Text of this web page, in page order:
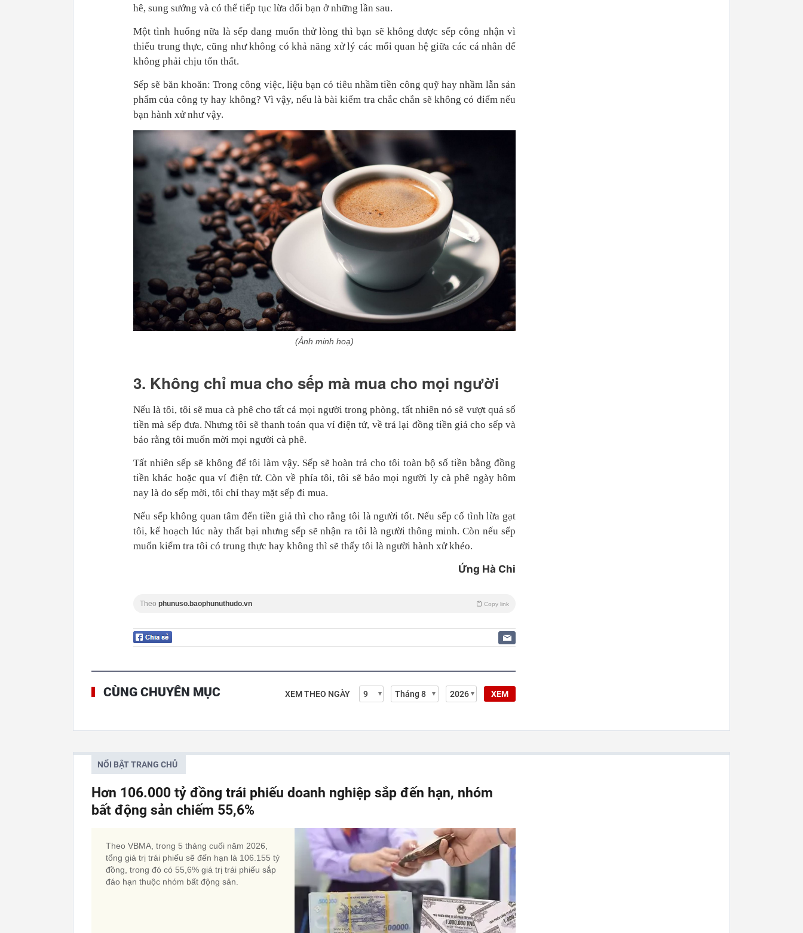
hê, sung sướng và có thể tiếp tục lừa dối bạn ở những lần sau.
Một tình huống nữa là sếp đang muốn thử lòng thì bạn sẽ không được sếp công nhận vì
thiếu trung thực, cũng như không có khả năng xử lý các mối quan hệ giữa các cá nhân để
không phải chịu tổn thất.
Sếp sẽ băn khoăn: Trong công việc, liệu bạn có tiêu nhầm tiền công quỹ hay nhầm lẫn sản
phẩm của công ty hay không? Vì vậy, nếu là bài kiểm tra chắc chắn sẽ không có điểm nếu
bạn hành xử như vậy.
(Ảnh minh hoạ)
3. Không chỉ mua cho sếp mà mua cho mọi người
Nếu là tôi, tôi sẽ mua cà phê cho tất cả mọi người trong phòng, tất nhiên nó sẽ vượt quá số
tiền mà sếp đưa. Nhưng tôi sẽ thanh toán qua ví điện tử, về trả lại đồng tiền giả cho sếp và
bảo rằng tôi muốn mời mọi người cà phê.
Tất nhiên sếp sẽ không để tôi làm vậy. Sếp sẽ hoàn trả cho tôi toàn bộ số tiền bằng đồng
tiền khác hoặc qua ví điện tử. Còn về phía tôi, tôi sẽ bảo mọi người ly cà phê ngày hôm
nay là do sếp mời, tôi chỉ thay mặt sếp đi mua.
Nếu sếp không quan tâm đến tiền giả thì cho rằng tôi là người tốt. Nếu sếp cố tình lừa gạt
tôi, kế hoạch lúc này thất bại nhưng sếp sẽ nhận ra tôi là người thông minh. Còn nếu sếp
muốn kiểm tra tôi có trung thực hay không thì sẽ thấy tôi là người hành xử khéo.
Ứng Hà Chi
Theo phunuso.baophunuthudo.vn Copy link
CÙNG CHUYÊN MỤC XEM THEO NGÀY XEM
NỔI BẬT TRANG CHỦ
Hơn 106.000 tỷ đồng trái phiếu doanh nghiệp sắp đến hạn, nhóm
bất động sản chiếm 55,6%
Theo VBMA, trong 5 tháng cuối năm 2026,
tổng giá trị trái phiếu sẽ đến hạn là 106.155 tỷ
đồng, trong đó có 55,6% giá trị trái phiếu sắp
đáo hạn thuộc nhóm bất động sản.